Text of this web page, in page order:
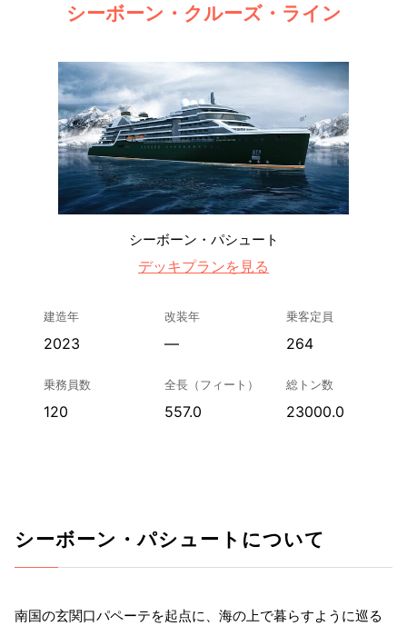
シーボーン・クルーズ・ライン
シーボーン・パシュート
デッキプランを見る
建造年
2023
改装年
—
乗客定員
264
乗務員数
120
全長（フィート）
557.0
総トン数
23000.0
シーボーン・パシュートについて
南国の玄関口パペーテを起点に、海の上で暮らすように巡る